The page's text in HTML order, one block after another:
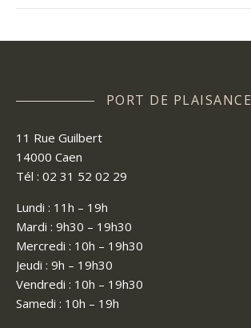
PORT DE PLAISANCE
11 Rue Guilbert
14000 Caen
Tél : 02 31 52 02 29
Lundi : 11h – 19h
Mardi : 9h30 – 19h30
Mercredi : 10h – 19h30
Jeudi : 9h – 19h30
Vendredi : 10h – 19h30
Samedi : 10h – 19h